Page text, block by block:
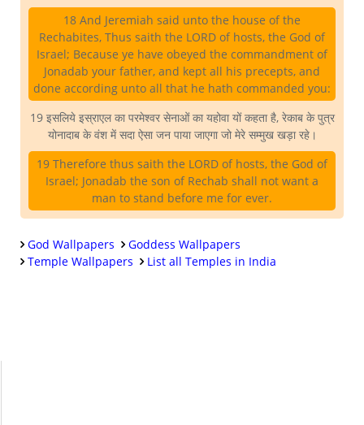
18 And Jeremiah said unto the house of the
Rechabites, Thus saith the LORD of hosts, the God of
Israel; Because ye have obeyed the commandment of
Jonadab your father, and kept all his precepts, and
done according unto all that he hath commanded you:
19 इसलिये इस्राएल का परमेश्वर सेनाओं का यहोवा यों कहता है, रेकाब के पुत्र
योनादाब के वंश में सदा ऐसा जन पाया जाएगा जो मेरे सम्मुख खड़ा रहे।
19 Therefore thus saith the LORD of hosts, the God of
Israel; Jonadab the son of Rechab shall not want a
man to stand before me for ever.
God Wallpapers
Goddess Wallpapers
Temple Wallpapers
List all Temples in India